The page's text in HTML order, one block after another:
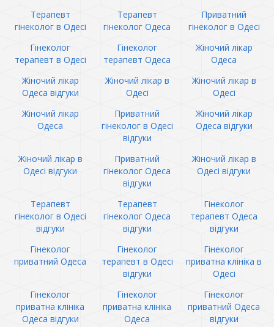
Терапевт
гінеколог в Одесі
Терапевт
гінеколог Одеса
Приватний
гінеколог в Одесі
Гінеколог
терапевт в Одесі
Гінеколог
терапевт Одеса
Жіночий лікар
Одеса
Жіночий лікар
Одеса відгуки
Жіночий лікар в
Одесі
Жіночий лікар в
Одесі
Жіночий лікар
Одеса
Приватний
гінеколог в Одесі
відгуки
Жіночий лікар
Одеса відгуки
Жіночий лікар в
Одесі відгуки
Приватний
гінеколог Одеса
відгуки
Жіночий лікар в
Одесі відгуки
Терапевт
гінеколог в Одесі
відгуки
Терапевт
гінеколог Одеса
відгуки
Гінеколог
терапевт Одеса
відгуки
Гінеколог
приватний Одеса
Гінеколог
терапевт в Одесі
відгуки
Гінеколог
приватна клініка в
Одесі
Гінеколог
приватна клініка
Одеса відгуки
Гінеколог
приватна клініка
Одеса
Гінеколог
приватний Одеса
відгуки